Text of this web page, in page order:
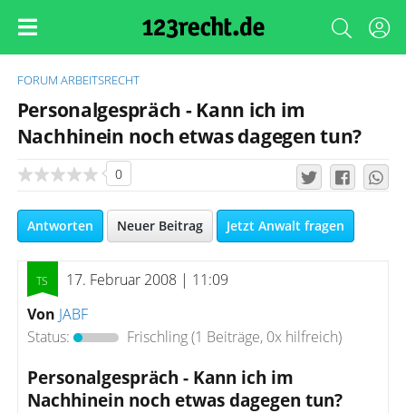
FORUM ARBEITSRECHT
Personalgespräch - Kann ich im
Nachhinein noch etwas dagegen tun?
0
Antworten Neuer Beitrag Jetzt Anwalt fragen
17. Februar 2008 | 11:09
Von JABF
Status:
Frischling(1 Beiträge, 0x hilfreich)
Personalgespräch - Kann ich im
Nachhinein noch etwas dagegen tun?